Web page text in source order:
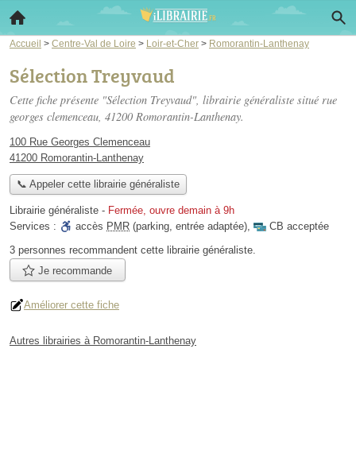
Accueil > Centre-Val de Loire > Loir-et-Cher > Romorantin-Lanthenay
Sélection Treyvaud
Cette fiche présente "Sélection Treyvaud", librairie généraliste situé rue
georges clemenceau, 41200 Romorantin-Lanthenay.
100 Rue Georges Clemenceau
41200 Romorantin-Lanthenay
📞 Appeler cette librairie généraliste
Librairie généraliste - Fermée, ouvre demain à 9h
Services :
accès PMR (parking, entrée adaptée),
CB acceptée
3 personnes recommandent cette librairie généraliste.
Je recommande
Améliorer cette fiche
Autres librairies à Romorantin-Lanthenay